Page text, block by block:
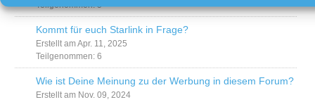
Teilgenommen: 5
Kommt für euch Starlink in Frage?
Erstellt am Apr. 11, 2025
Teilgenommen: 6
Wie ist Deine Meinung zu der Werbung in diesem Forum?
Erstellt am Nov. 09, 2024